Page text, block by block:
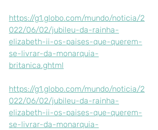
https://g1.globo.com/mundo/noticia/2
022/06/02/jubileu-da-rainha-
elizabeth-ii-os-paises-que-querem-
se-livrar-da-monarquia-
britanica.ghtml
https://g1.globo.com/mundo/noticia/2
022/06/02/jubileu-da-rainha-
elizabeth-ii-os-paises-que-querem-
se-livrar-da-monarquia-